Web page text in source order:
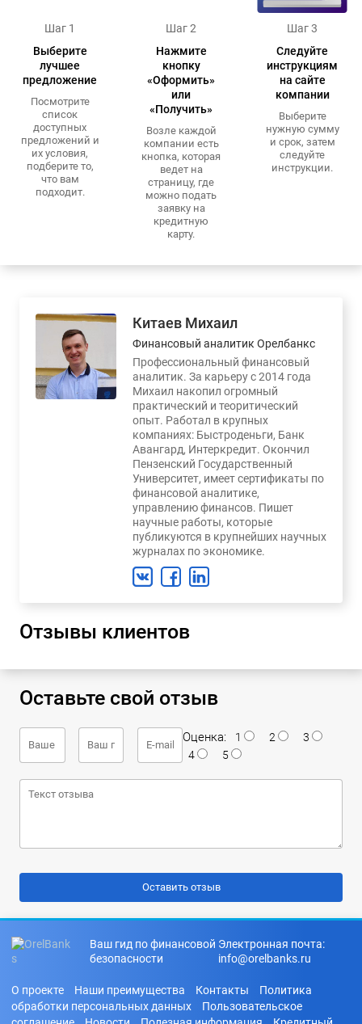
Шаг 1
Выберите
лучшее
предложение
Посмотрите
список
доступных
предложений и
их условия,
подберите то,
что вам
подходит.
Шаг 2
Нажмите
кнопку
«Оформить»
или
«Получить»
Возле каждой
компании есть
кнопка, которая
ведет на
страницу, где
можно подать
заявку на
кредитную
карту.
Шаг 3
Следуйте
инструкциям
на сайте
компании
Выберите
нужную сумму
и срок, затем
следуйте
инструкции.
Китаев Михаил
Финансовый аналитик Орелбанкс
Профессиональный финансовый
аналитик. За карьеру с 2014 года
Михаил накопил огромный
практический и теоритический
опыт. Работал в крупных
компаниях: Быстроденьги, Банк
Авангард, Интеркредит. Окончил
Пензенский Государственный
Университет, имеет сертификаты по
финансовой аналитике,
управлению финансов. Пишет
научные работы, которые
публикуются в крупнейших научных
журналах по экономике.
Отзывы клиентов
Оставьте свой отзыв
Оценка: 1 2
3
4
5
Ваш гид по финансовой
безопасности
Электронная почта:
info@orelbanks.ru
О проекте Наши преимущества Контакты
Политика
обработки персональных данных
Пользовательское